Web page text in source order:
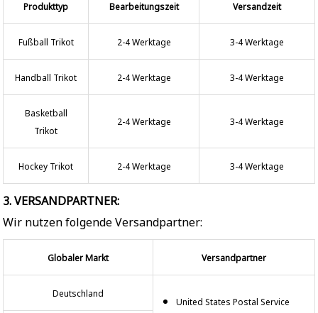
Produkttyp Bearbeitungszeit Versandzeit
Fußball Trikot 2-4 Werktage 3-4 Werktage
Handball Trikot 2-4 Werktage 3-4 Werktage
Basketball
Trikot
2-4 Werktage 3-4 Werktage
Hockey Trikot 2-4 Werktage 3-4 Werktage
3. VERSANDPARTNER:
Wir nutzen folgende Versandpartner:
Globaler Markt Versandpartner
Deutschland
United States Postal Service